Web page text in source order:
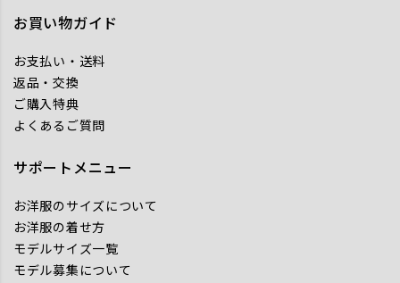
お買い物ガイド
お支払い・送料
返品・交換
ご購入特典
よくあるご質問
サポートメニュー
お洋服のサイズについて
お洋服の着せ方
モデルサイズ一覧
モデル募集について